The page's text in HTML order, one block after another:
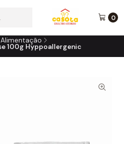
0
do seu melhor amigo!
Alimentação
100g Hyppoallergenic